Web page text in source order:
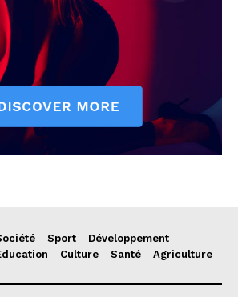
Sport
Développement
Culture Santé Agriculture